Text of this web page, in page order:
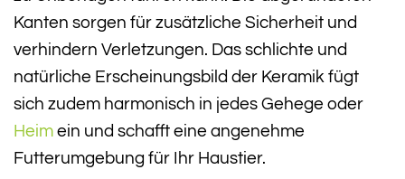
Kanten sorgen für zusätzliche Sicherheit und
verhindern Verletzungen. Das schlichte und
natürliche Erscheinungsbild der Keramik fügt
sich zudem harmonisch in jedes Gehege oder
Heim ein und schafft eine angenehme
Futterumgebung für Ihr Haustier.